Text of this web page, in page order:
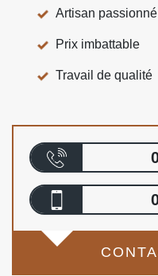
Artisan passionné
Prix imbattable
Travail de qualité